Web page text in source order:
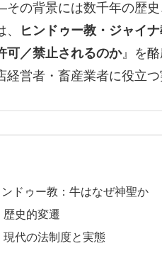
の背景には数千年の歴史
ヒンドゥー教・ジャイ
可／禁止されるのか』を
経営者・畜産業者に役立
ンドゥー教：牛はなぜ神聖か
歴史的変遷
現代の法制度と実態